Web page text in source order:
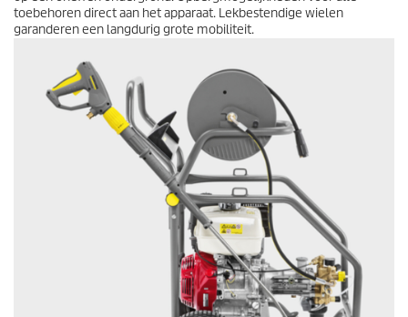
toebehoren direct aan het apparaat. Lekbestendige wielen
garanderen een langdurig grote mobiliteit.